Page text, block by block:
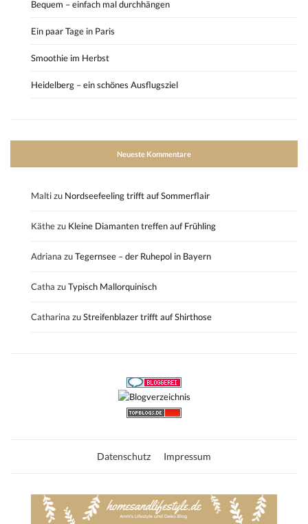
Bequem – einfach mal durchhängen
Ein paar Tage in Paris
Smoothie im Herbst
Heidelberg – ein schönes Ausflugsziel
Neueste Kommentare
Maltizu Nordseefeeling trifft auf Sommerflair
Käthezu Kleine Diamanten treffen auf Frühling
Adriana zuTegernsee – der Ruhepol in Bayern
Catha zuTypisch Mallorquinisch
Catharina zuStreifenblazer trifft auf Shirthose
Datenschutz Impressum